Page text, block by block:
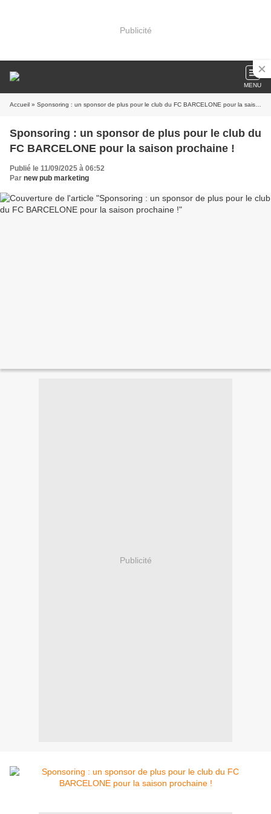
Publicité
MENU
Accueil » Sponsoring : un sponsor de plus pour le club du FC BARCELONE pour la saison prochaine !
Sponsoring : un sponsor de plus pour le club du
FC BARCELONE pour la saison prochaine !
Publié le 11/09/2025 à 06:52
Par new pub marketing
Publicité